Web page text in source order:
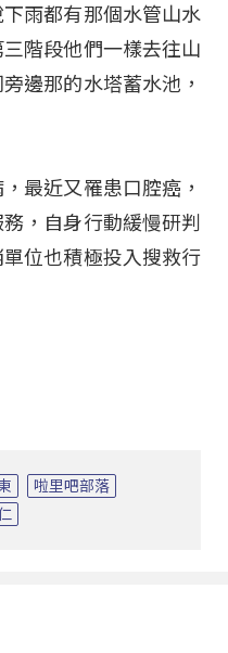
雨都有那個水管山水
階段他們一樣去往山
邊那的水塔蓄水池，
最近又罹患口腔癌，
，自身行動緩慢研判
位也積極投入搜救行
啦里吧部落